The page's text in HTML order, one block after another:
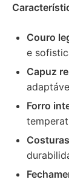
Couro
e
Capuz
Forro